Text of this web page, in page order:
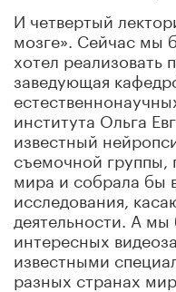
И четвертый
мозге». Сейчас мы
хотел реализовать
заведующая
института Ольга
известный
съемочной группы,
мира и собрала бы
исследования,
деятельности. А
интересных
известными
разных странах